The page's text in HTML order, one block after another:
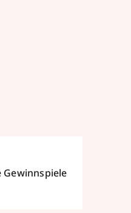
Gewinnspiele